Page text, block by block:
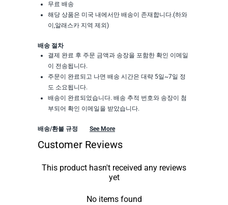
무료 배송
해당 상품은 미국 내에서만 배송이 존재합니다.(하와
이,알래스카 지역 제외)
배송 절차
결제 완료 후 주문 금액과 송장을 포함한 확인 이메일
이 전송됩니다.
주문이 완료되고 나면 배송 시간은 대략 5일~7일 정
도 소요됩니다.
배송이 완료되었습니다. 배송 추적 번호와 송장이 첨
부되어 확인 이메일을 받았습니다.
배송/환불 규정 See More
Customer Reviews
This product hasn't received any reviews
yet
No items found